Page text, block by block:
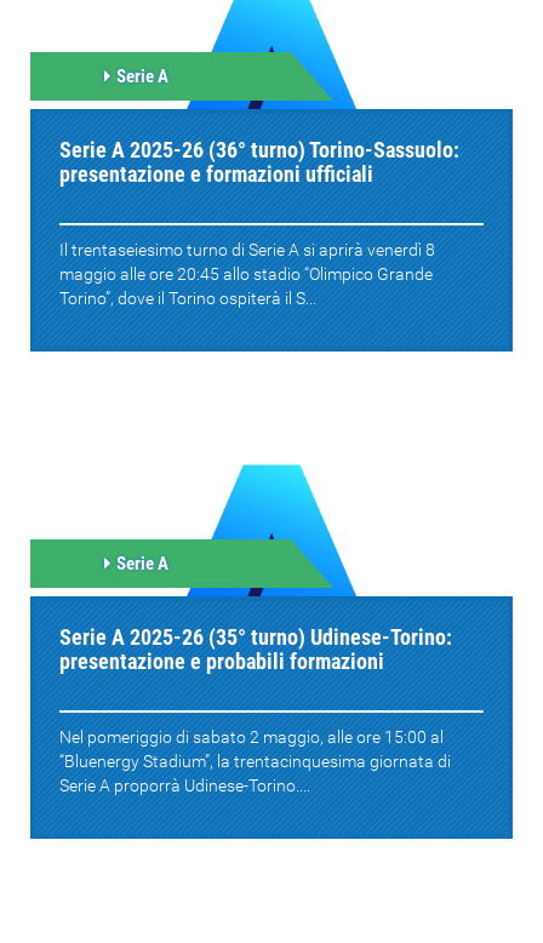
Serie A
Serie A 2025-26 (36° turno) Torino-Sassuolo:
presentazione e formazioni ufficiali
Il trentaseiesimo turno di Serie A si aprirà venerdì 8
maggio alle ore 20:45 allo stadio “Olimpico Grande
Torino”, dove il Torino ospiterà il S...
Serie A
Serie A 2025-26 (35° turno) Udinese-Torino:
presentazione e probabili formazioni
Nel pomeriggio di sabato 2 maggio, alle ore 15:00 al
“Bluenergy Stadium”, la trentacinquesima giornata di
Serie A proporrà Udinese-Torino....